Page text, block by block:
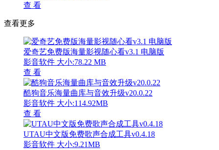
查 看
查看更多
爱奇艺免费版海量影视随心看v3.1 电脑版
影音软件 大小:78.22 MB
查 看
酷狗音乐海量曲库与音效升级v20.0.22
影音软件 大小:114.92MB
查 看
UTAU中文版免费歌声合成工具v0.4.18
影音软件 大小:9.21MB